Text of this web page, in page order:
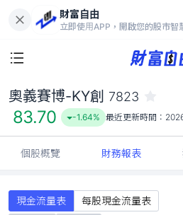
財富自由
立即使用APP，開啟您的股市智
83.70
-1.64%
奧義賽博-KY創 7823
83.70 -1.64% 最近更新時間：
個股概覽 財務報表
現金流量表 每股現金流量表